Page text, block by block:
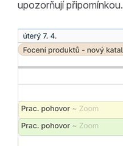
upozorňují připomínkou.